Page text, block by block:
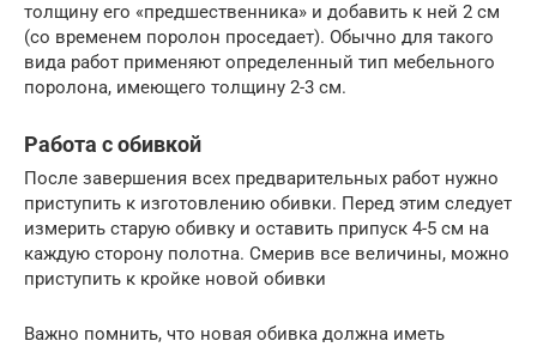
толщину его «предшественника» и добавить к ней 2 см
(со временем поролон проседает). Обычно для такого
вида работ применяют определенный тип мебельного
поролона, имеющего толщину 2-3 см.
Работа с обивкой
После завершения всех предварительных работ нужно
приступить к изготовлению обивки. Перед этим следует
измерить старую обивку и оставить припуск 4-5 см на
каждую сторону полотна. Смерив все величины, можно
приступить к кройке новой обивки
Важно помнить, что новая обивка должна иметь